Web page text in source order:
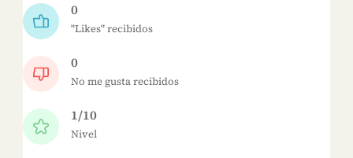
0
"Likes" recibidos
0
No me gusta recibidos
1/10
Nivel